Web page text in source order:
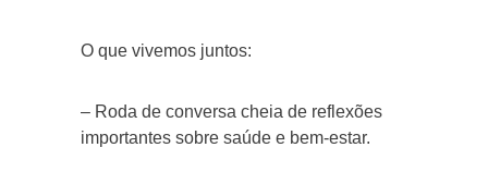
O que vivemos juntos:
– Roda de conversa cheia de reflexões
importantes sobre saúde e bem-estar.